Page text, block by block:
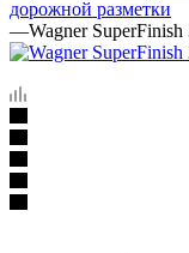
дорожной разметки
—Wagner